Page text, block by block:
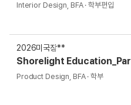
Interior Design, BFA · 학부편입
2026미국장**
Shorelight
Product Design, BFA · 학부